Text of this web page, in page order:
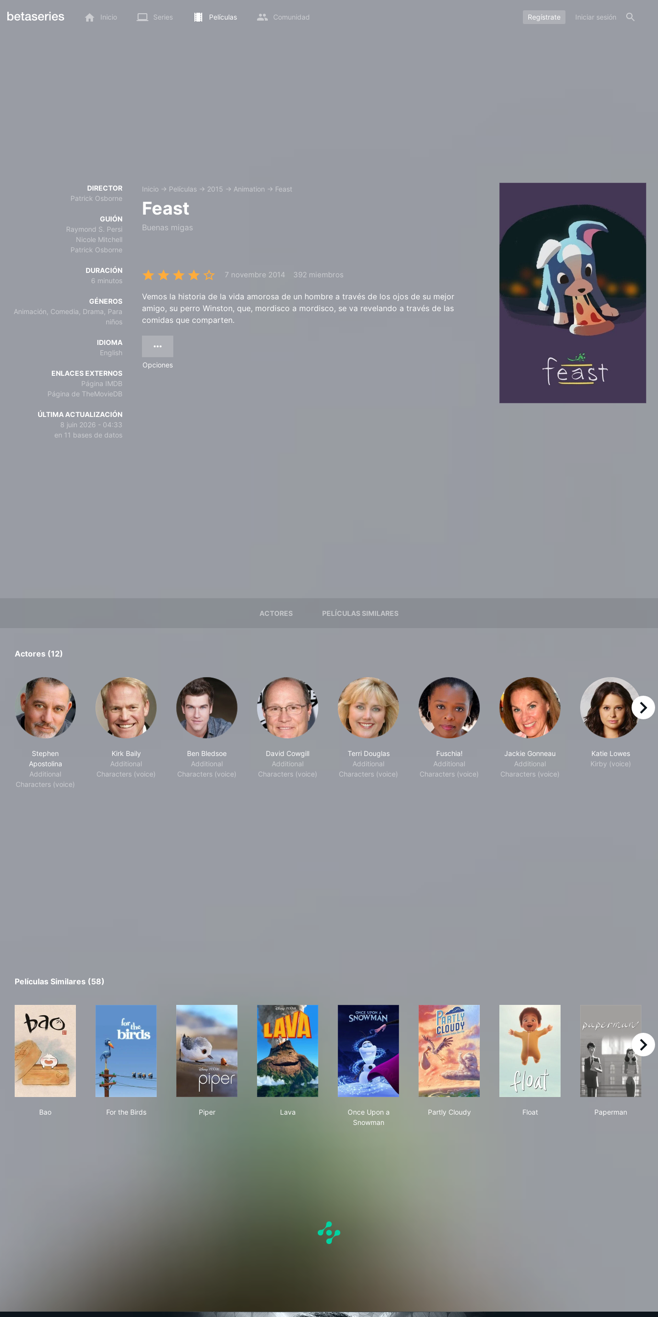
Inicio Series Películas Comunidad Regístrate Iniciar sesión
DIRECTOR
Patrick Osborne
GUIÓN
Raymond S. Persi
Nicole Mitchell
Patrick Osborne
DURACIÓN
6 minutos
GÉNEROS
Animación, Comedia, Drama, Para
niños
IDIOMA
English
ENLACES EXTERNOS
Página IMDB
Página de TheMovieDB
ÚLTIMA ACTUALIZACIÓN
8 juin 2026 - 04:33
en 11 bases de datos
Inicio → Películas → 2015 → Animation → Feast
Feast
Buenas migas
7 novembre 2014 392 miembros
Vemos la historia de la vida amorosa de un hombre a través de los ojos de su mejor
amigo, su perro Winston, que, mordisco a mordisco, se va revelando a través de las
comidas que comparten.
Opciones
ACTORES PELÍCULAS SIMILARES
Actores (12)
Stephen
Apostolina
Additional
Characters (voice)
Kirk Baily
Additional
Characters (voice)
Ben Bledsoe
Additional
Characters (voice)
David Cowgill
Additional
Characters (voice)
Terri Douglas
Additional
Characters (voice)
Fuschia!
Additional
Characters (voice)
Jackie Gonneau
Additional
Characters (voice)
Katie Lowes
Kirby (voice)
right
Películas Similares (58)
Bao
For the Birds
Piper
Lava
Once Upon a
Snowman
Partly Cloudy
Float
Paperman
right